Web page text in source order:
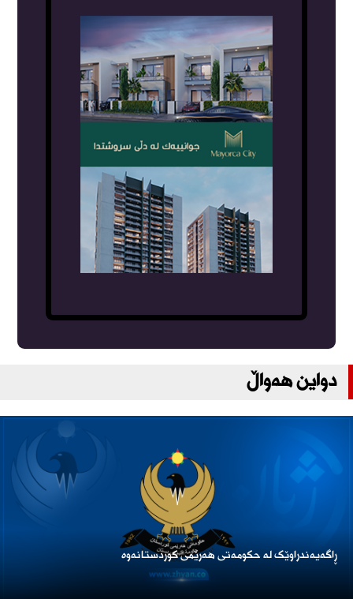
دواین هەواڵ
ڕاگەیەندراوێک لە حکومەتی هەرێمی کوردستانەوە